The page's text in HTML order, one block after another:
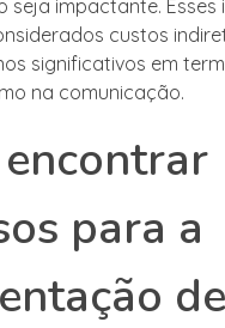
seja impactante. Esses
custos
significativos em
na comunicação.
para a
de